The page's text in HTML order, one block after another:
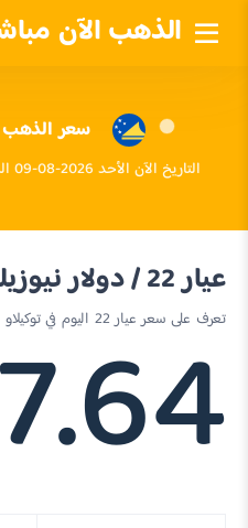
الذهب الآن
سعر الذهب عيار 22 في
التاريخ الآن الأحد 2026-08-09 الساعة 01:50 صباحاً بتوقيت توكيلاو
عيار 22 / دولار نيوزيلندي
تعرف على سعر عيار 22 اليوم في توكيلاو